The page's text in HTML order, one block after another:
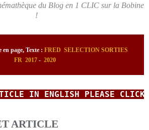
du Blog en 1 CLIC sur la Bobine
!
en page, Texte : FRED SELECTION SORTIES
FR 2017 - 2020
IN ENGLISH PLEASE
ARTICLE